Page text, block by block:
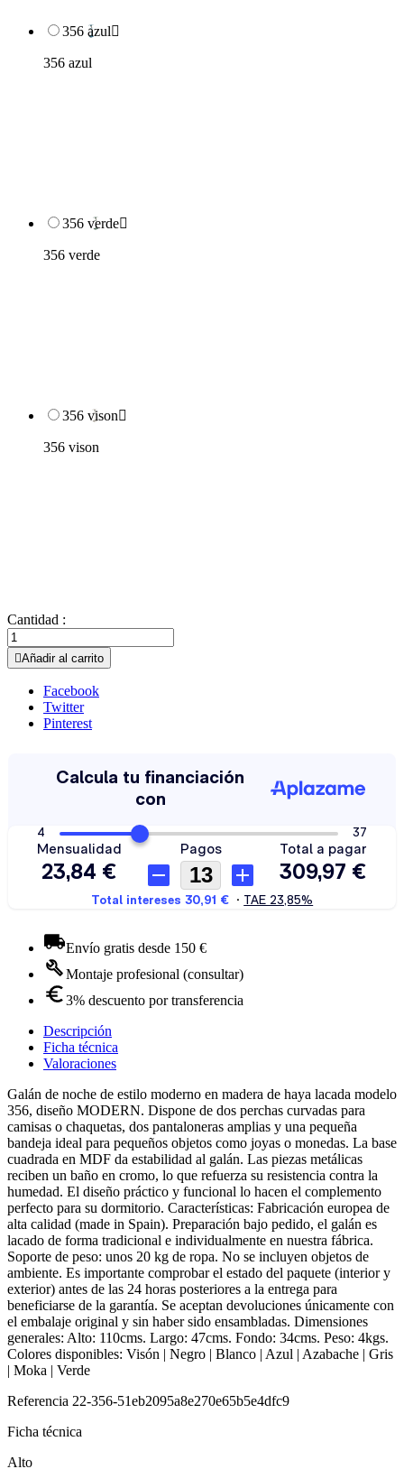
356 azul
356 azul
356 verde
356 verde
356 vison
356 vison
Cantidad :
Añadir al carrito
Facebook
Twitter
Pinterest
Envío gratis desde 150 €
Montaje profesional (consultar)
3% descuento por transferencia
Descripción
Ficha técnica
Valoraciones
Galán de noche de estilo moderno en madera de haya lacada modelo
356, diseño MODERN. Dispone de dos perchas curvadas para
camisas o chaquetas, dos pantaloneras amplias y una pequeña
bandeja ideal para pequeños objetos como joyas o monedas. La base
cuadrada en MDF da estabilidad al galán. Las piezas metálicas
reciben un baño en cromo, lo que refuerza su resistencia contra la
humedad. El diseño práctico y funcional lo hacen el complemento
perfecto para su dormitorio. Características: Fabricación europea de
alta calidad (made in Spain). Preparación bajo pedido, el galán es
lacado de forma tradicional e individualmente en nuestra fábrica.
Soporte de peso: unos 20 kg de ropa. No se incluyen objetos de
ambiente. Es importante comprobar el estado del paquete (interior y
exterior) antes de las 24 horas posteriores a la entrega para
beneficiarse de la garantía. Se aceptan devoluciones únicamente con
el embalaje original y sin haber sido ensambladas. Dimensiones
generales: Alto: 110cms. Largo: 47cms. Fondo: 34cms. Peso: 4kgs.
Colores disponibles: Visón | Negro | Blanco | Azul | Azabache | Gris
| Moka | Verde
Referencia 22-356-51eb2095a8e270e65b5e4dfc9
Ficha técnica
Alto